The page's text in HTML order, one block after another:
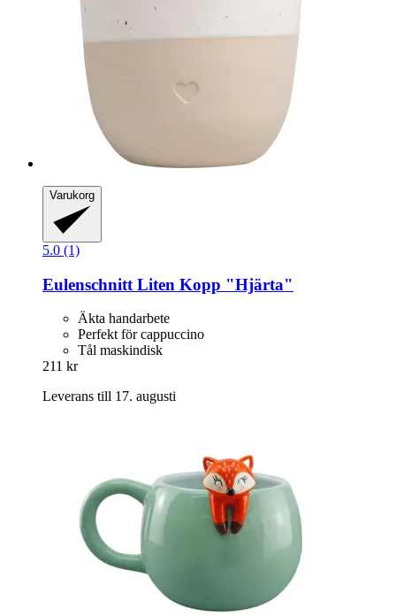
Varukorg
5.0 (1)
Eulenschnitt Liten Kopp "Hjärta"
Äkta handarbete
Perfekt för cappuccino
Tål maskindisk
211 kr
Leverans till 17. augusti